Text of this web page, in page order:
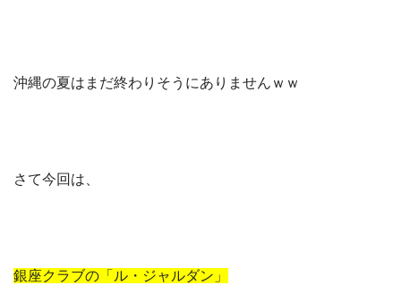
沖縄の夏はまだ終わりそうにありませんｗｗ
さて今回は、
銀座クラブの「ル・ジャルダン」